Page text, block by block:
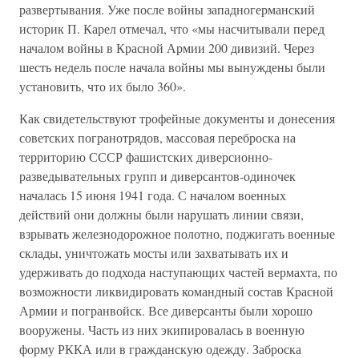
развертывания. Уже после войны западногерманский
историк П. Карел отмечал, что «мы насчитывали перед
началом войны в Красной Армии 200 дивизий. Через
шесть недель после начала войны мы вынуждены были
установить, что их было 360».
Как свидетельствуют трофейные документы и донесения
советских погранотрядов, массовая переброска на
территорию СССР фашистских диверсионно-
разведывательных групп и диверсантов-одиночек
началась 15 июня 1941 года. С началом военных
действий они должны были нарушать линии связи,
взрывать железнодорожное полотно, поджигать военные
склады, уничтожать мосты или захватывать их и
удерживать до подхода наступающих частей вермахта, по
возможности ликвидировать командный состав Красной
Армии и погранвойск. Все диверсанты были хорошо
вооружены. Часть из них экипировалась в военную
форму РККА или в гражданскую одежду. Заброска